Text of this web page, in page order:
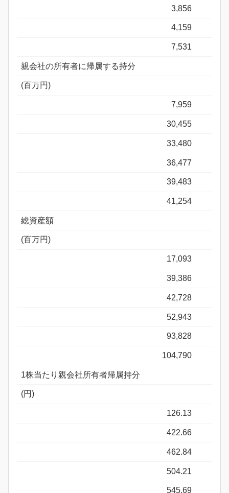
3,856
4,159
7,531
親会社の所有者に帰属する持分
(百万円)
7,959
30,455
33,480
36,477
39,483
41,254
総資産額
(百万円)
17,093
39,386
42,728
52,943
93,828
104,790
1株当たり親会社所有者帰属持分
(円)
126.13
422.66
462.84
504.21
545.69